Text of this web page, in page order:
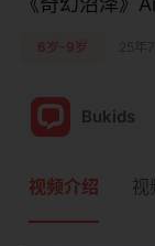
6岁-9岁 25年
Bukids
视频介绍 视